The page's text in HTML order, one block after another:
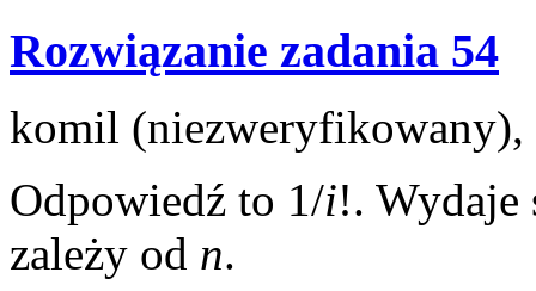
Rozwiązanie zadania 54
komil (niezweryfikowany),
Odpowiedź to 1/i!. Wydaje
zależy od n.